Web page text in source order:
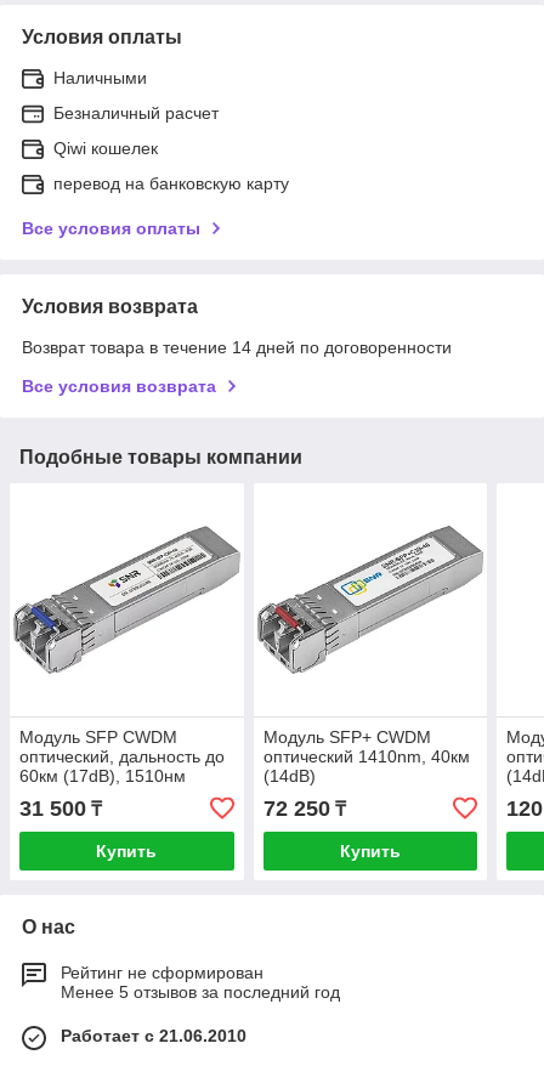
Условия оплаты
Наличными
Безналичный расчет
Qiwi кошелек
перевод на банковскую карту
Все условия оплаты
Условия возврата
Возврат товара в течение 14 дней по договоренности
Все условия возврата
Подобные товары компании
Модуль SFP CWDM
оптический, дальность до
60км (17dB), 1510нм
31 500 ₸
Купить
Модуль SFP+ CWDM
оптический 1410nm, 40км
(14dB)
72 250₸
Купить
О нас
Рейтинг не сформирован
Менее 5 отзывов за последний год
Работает с 21.06.2010